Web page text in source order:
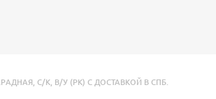
С/К В/У (РК) С ДОСТАВКОЙ В СПБ.